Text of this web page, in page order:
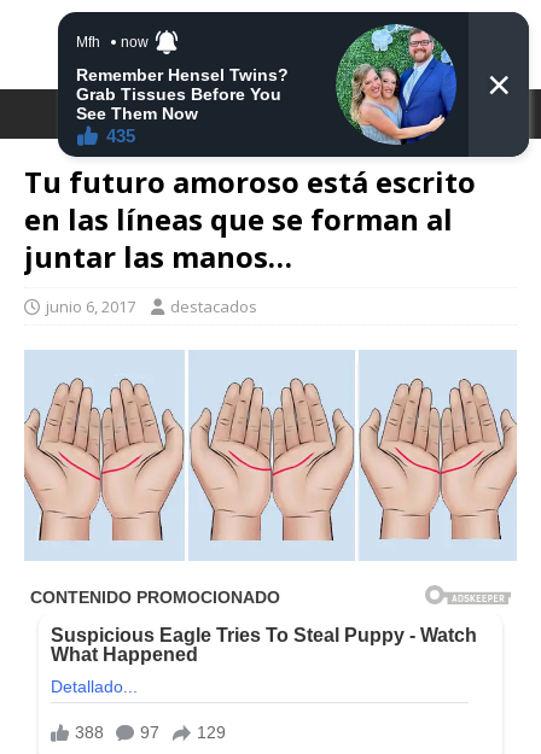
Tu futuro amoroso está escrito
en las líneas que se forman al
juntar las manos…
junio 6, 2017 destacados